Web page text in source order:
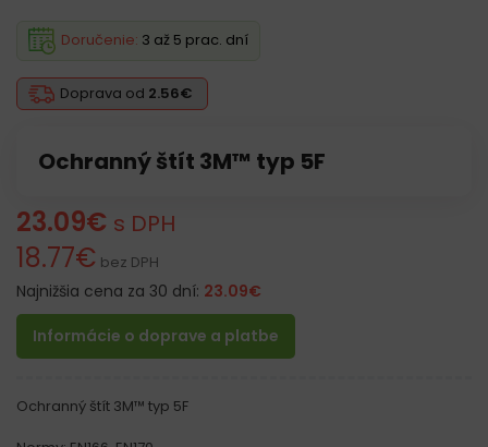
Ochranný štít 3M™ typ 5F
Doprava od 2.56€
Doručenie: 3 až 5 prac. dní
23.09€ s DPH
18.77€ bez DPH
Najnižšia cena za 30 dní: 23.09€
Informácie o doprave a platbe
Ochranný štít 3M™ typ 5F